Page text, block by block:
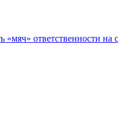
«мяч» ответственности на